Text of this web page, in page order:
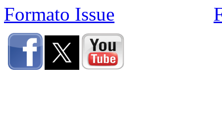
Formato Issue